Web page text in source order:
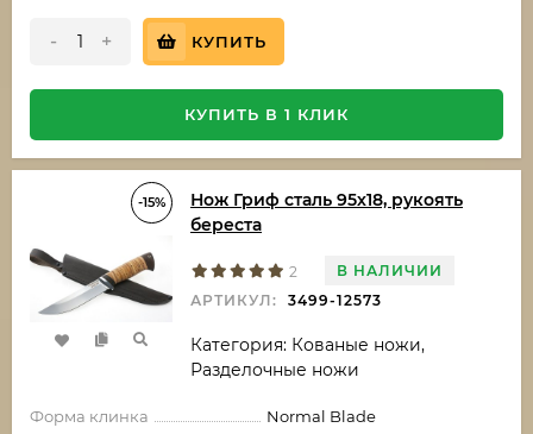
- + КУПИТЬ
КУПИТЬ В 1 КЛИК
-15%
Нож Гриф сталь 95х18, рукоять
береста
2
В НАЛИЧИИ
АРТИКУЛ:
3499-12573
Категория: Кованые ножи,
Разделочные ножи
Форма клинка
Normal Blade